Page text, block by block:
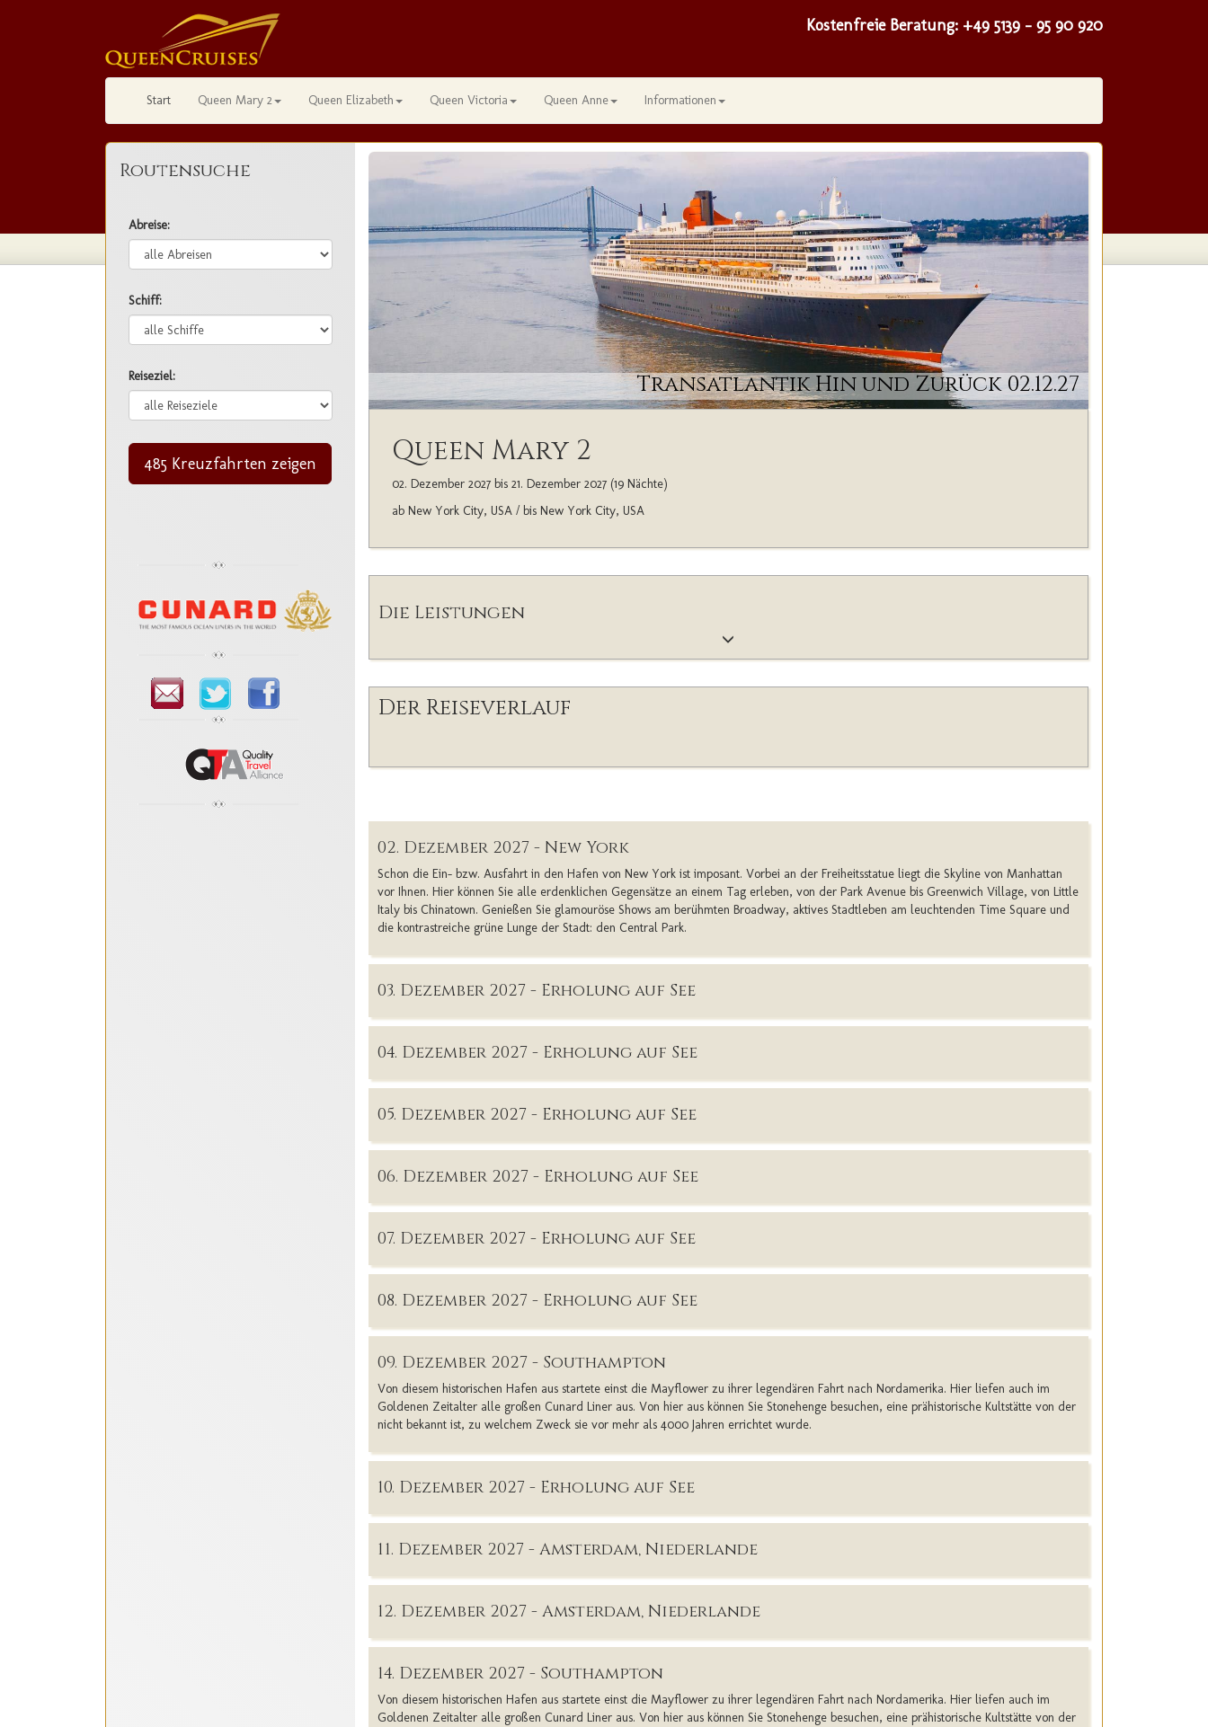
Kostenfreie Beratung: +49 5139 - 95 90 920
Start Queen Mary 2 Queen Elizabeth Queen Victoria Queen Anne Informationen
Routensuche
Abreise:
Schiff:
Reiseziel:
485 Kreuzfahrten zeigen
Transatlantik Hin und Zurück 02.12.27
Queen Mary 2
02. Dezember 2027 bis 21. Dezember 2027 (19 Nächte)
ab New York City, USA / bis New York City, USA
Die Leistungen
Der Reiseverlauf
02. Dezember 2027 - New York
Schon die Ein- bzw. Ausfahrt in den Hafen von New York ist imposant. Vorbei an der Freiheitsstatue liegt die Skyline von Manhattan
vor Ihnen. Hier können Sie alle erdenklichen Gegensätze an einem Tag erleben, von der Park Avenue bis Greenwich Village, von Little
Italy bis Chinatown. Genießen Sie glamouröse Shows am berühmten Broadway, aktives Stadtleben am leuchtenden Time Square und
die kontrastreiche grüne Lunge der Stadt: den Central Park.
03. Dezember 2027 - Erholung auf See
04. Dezember 2027 - Erholung auf See
05. Dezember 2027 - Erholung auf See
06. Dezember 2027 - Erholung auf See
07. Dezember 2027 - Erholung auf See
08. Dezember 2027 - Erholung auf See
09. Dezember 2027 - Southampton
Von diesem historischen Hafen aus startete einst die Mayflower zu ihrer legendären Fahrt nach Nordamerika. Hier liefen auch im
Goldenen Zeitalter alle großen Cunard Liner aus. Von hier aus können Sie Stonehenge besuchen, eine prähistorische Kultstätte von der
nicht bekannt ist, zu welchem Zweck sie vor mehr als 4000 Jahren errichtet wurde.
10. Dezember 2027 - Erholung auf See
11. Dezember 2027 - Amsterdam, Niederlande
12. Dezember 2027 - Amsterdam, Niederlande
14. Dezember 2027 - Southampton
Von diesem historischen Hafen aus startete einst die Mayflower zu ihrer legendären Fahrt nach Nordamerika. Hier liefen auch im
Goldenen Zeitalter alle großen Cunard Liner aus. Von hier aus können Sie Stonehenge besuchen, eine prähistorische Kultstätte von der